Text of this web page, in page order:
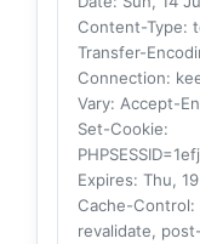
Content-Type:
Transfer-
Connection:
Vary: Accept-
Set-Cookie:
Expires: Thu,
Cache-Control:
revalidate,